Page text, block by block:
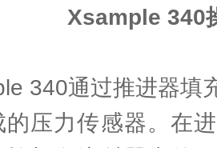
Xsample 340
340通过推进器填
压力传感器。在